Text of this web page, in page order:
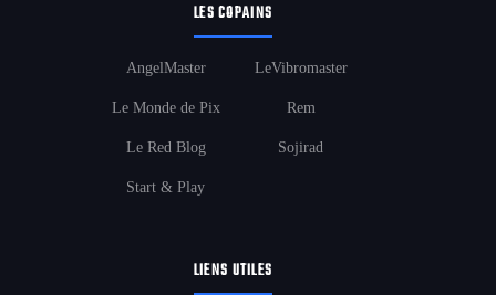
LES COPAINS
AngelMaster
Le Monde de Pix
Le Red Blog
Start & Play
LeVibromaster
Rem
Sojirad
LIENS UTILES